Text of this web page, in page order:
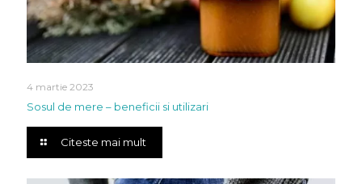
4 martie 2023
Sosul de mere – beneficii si utilizari
Citeste mai mult